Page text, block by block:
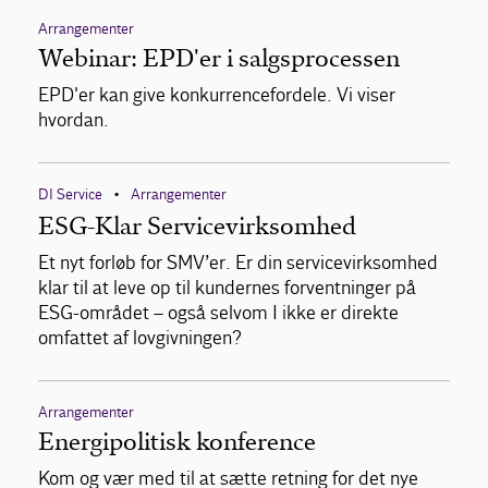
Arrangementer
Webinar: EPD'er i salgsprocessen
EPD'er kan give konkurrencefordele. Vi viser
hvordan.
DI Service • Arrangementer
ESG-Klar Servicevirksomhed
Et nyt forløb for SMV’er. Er din servicevirksomhed
klar til at leve op til kundernes forventninger på
ESG-området – også selvom I ikke er direkte
omfattet af lovgivningen?
Arrangementer
Energipolitisk konference
Kom og vær med til at sætte retning for det nye